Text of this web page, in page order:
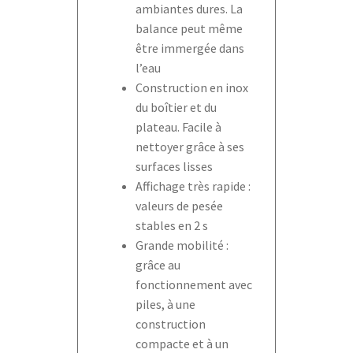
ambiantes dures. La
balance peut même
être immergée dans
l’eau
Construction en inox
du boîtier et du
plateau. Facile à
nettoyer grâce à ses
surfaces lisses
Affichage très rapide :
valeurs de pesée
stables en 2 s
Grande mobilité :
grâce au
fonctionnement avec
piles, à une
construction
compacte et à un